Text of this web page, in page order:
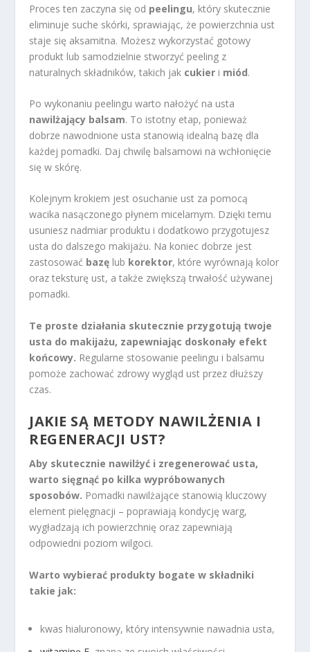
Proces ten zaczyna się od peelingu, który skutecznie
eliminuje suche skórki, sprawiając, że powierzchnia ust
staje się aksamitna. Możesz wykorzystać gotowy
produkt lub samodzielnie stworzyć peeling z
naturalnych składników, takich jak cukier i miód.
Po wykonaniu peelingu warto nałożyć na usta
nawilżający balsam. To istotny etap, ponieważ
dobrze nawodnione usta stanowią idealną bazę dla
każdej pomadki. Daj chwilę balsamowi na wchłonięcie
się w skórę.
Kolejnym krokiem jest osuchanie ust za pomocą
wacika nasączonego płynem micelarnym. Dzięki temu
usuniesz nadmiar produktu i dodatkowo przygotujesz
usta do dalszego makijażu. Na koniec dobrze jest
zastosować bazę lub korektor, które wyrównają kolor
oraz teksturę ust, a także zwiększą trwałość używanej
pomadki.
Te proste działania skutecznie przygotują twoje
usta do makijażu, zapewniając doskonały efekt
końcowy. Regularne stosowanie peelingu i balsamu
pomoże zachować zdrowy wygląd ust przez dłuższy
czas.
JAKIE SĄ METODY NAWILŻENIA I
REGENERACJI UST?
Aby skutecznie nawilżyć i zregenerować usta,
warto sięgnąć po kilka wypróbowanych
sposobów. Pomadki nawilżające stanowią kluczowy
element pielęgnacji – poprawiają kondycję warg,
wygładzają ich powierzchnię oraz zapewniają
odpowiedni poziom wilgoci.
Warto wybierać produkty bogate w składniki
takie jak:
kwas hialuronowy, który intensywnie nawadnia usta,